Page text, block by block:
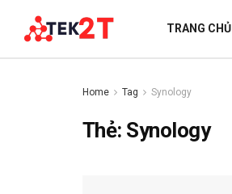
TRANG CHỦ
Home Tag Synology
Thẻ: Synology